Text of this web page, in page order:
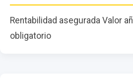
Rentabilidad asegurada Valor
obligatorio